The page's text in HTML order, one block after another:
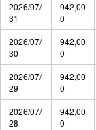
2026/07/
31
942,00
0
2026/07/
30
942,00
0
2026/07/
29
942,00
0
2026/07/
28
942,00
0